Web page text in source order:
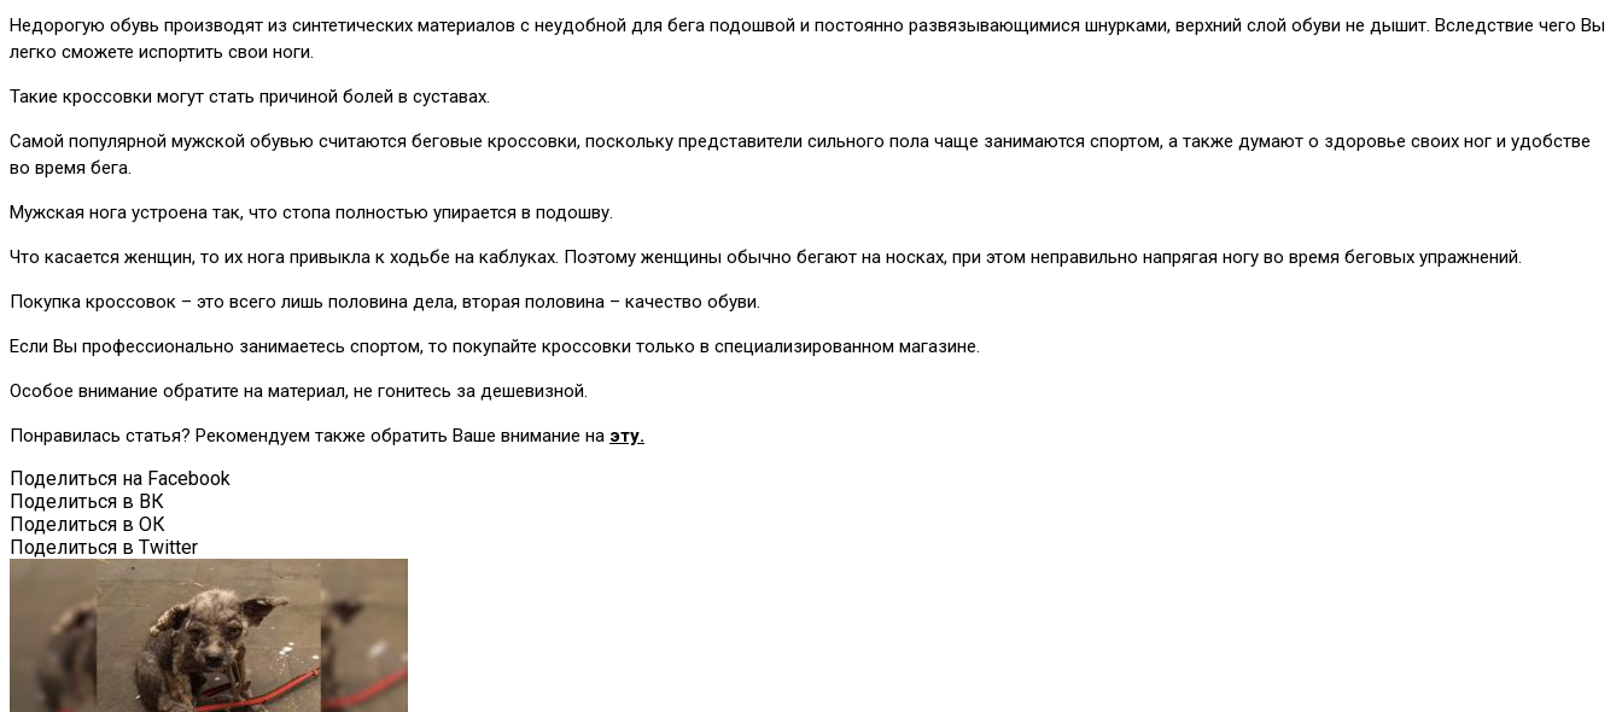
Недорогую обувь производят из синтетических материалов с неудобной для бега подошвой и постоянно развязывающимися шнурками, верхний слой обуви не дышит. Вследствие чего Вы
легко сможете испортить свои ноги.
Такие кроссовки могут стать причиной болей в суставах.
Самой популярной мужской обувью считаются беговые кроссовки, поскольку представители сильного пола чаще занимаются спортом, а также думают о здоровье своих ног и удобстве
во время бега.
Мужская нога устроена так, что стопа полностью упирается в подошву.
Что касается женщин, то их нога привыкла к ходьбе на каблуках. Поэтому женщины обычно бегают на носках, при этом неправильно напрягая ногу во время беговых упражнений.
Покупка кроссовок – это всего лишь половина дела, вторая половина – качество обуви.
Если Вы профессионально занимаетесь спортом, то покупайте кроссовки только в специализированном магазине.
Особое внимание обратите на материал, не гонитесь за дешевизной.
Понравилась статья? Рекомендуем также обратить Ваше внимание на эту.
Поделиться на Facebook
Поделиться в ВК
Поделиться в ОК
Поделиться в Twitter